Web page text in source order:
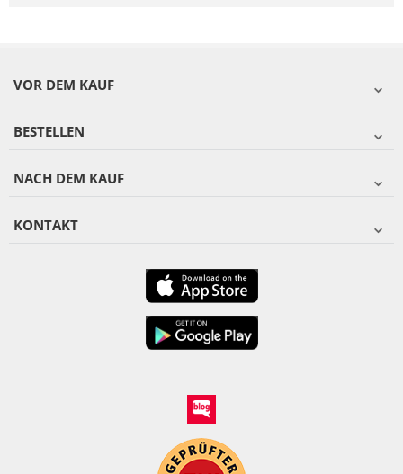
VOR DEM KAUF
BESTELLEN
NACH DEM KAUF
KONTAKT